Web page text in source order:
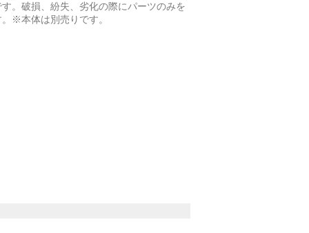
。破損、紛失、劣化の際にパーツのみを
※本体は別売りです。